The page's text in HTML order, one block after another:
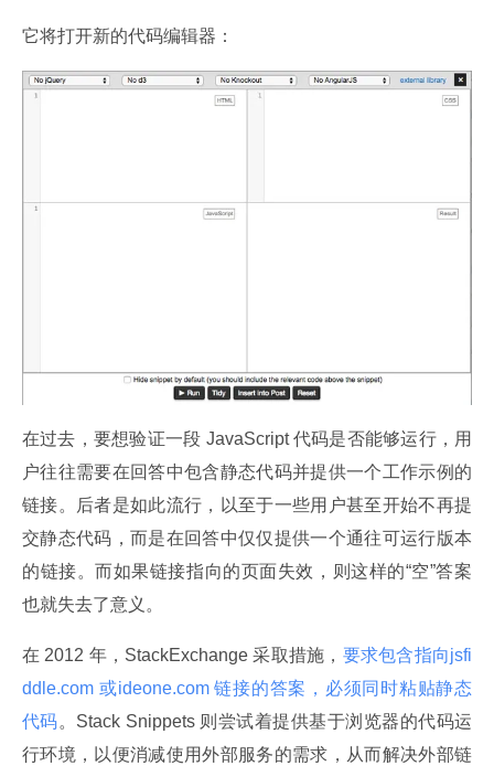
它将打开新的代码编辑器：
在过去，要想验证一段 JavaScript 代码是否能够运行，用
户往往需要在回答中包含静态代码并提供一个工作示例的
链接。后者是如此流行，以至于一些用户甚至开始不再提
交静态代码，而是在回答中仅仅提供一个通往可运行版本
的链接。而如果链接指向的页面失效，则这样的“空”答案
也就失去了意义。
在 2012 年，StackExchange 采取措施， 要求包含指向jsfi
ddle.com 或ideone.com 链接的答案，必须同时粘贴静态
代码。Stack Snippets 则尝试着提供基于浏览器的代码运
行环境，以便消减使用外部服务的需求，从而解决外部链